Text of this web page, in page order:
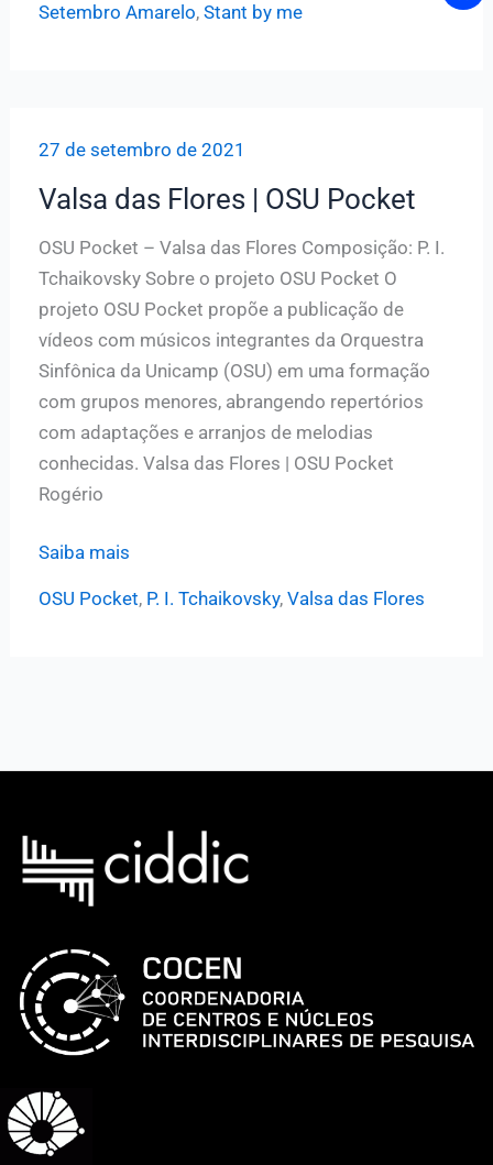
OSU
especial
#setembroamarelo
Setembro Amarelo, Stant by me
27 de setembro de 2021
Valsa das Flores | OSU Pocket
OSU Pocket – Valsa das Flores Composição: P. I.
Tchaikovsky Sobre o projeto OSU Pocket O
projeto OSU Pocket propõe a publicação de
vídeos com músicos integrantes da Orquestra
Sinfônica da Unicamp (OSU) em uma formação
com grupos menores, abrangendo repertórios
com adaptações e arranjos de melodias
conhecidas. Valsa das Flores | OSU Pocket
Rogério
Valsa
Saiba mais
OSU Pocket, P. I. Tchaikovsky, Valsa das Flores